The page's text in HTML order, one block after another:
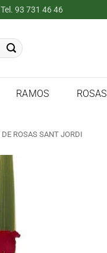
Tel. 93 731 46 46
RAMOS ROSAS
DE ROSAS SANT JORDI